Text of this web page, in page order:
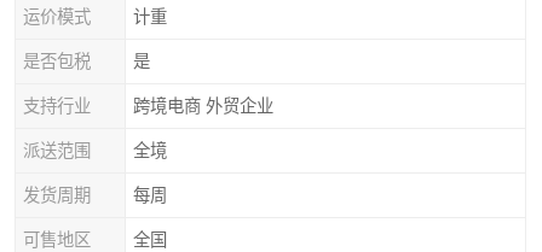
运价模式 计重
是否包税 是
支持行业 跨境电商 外贸企业
派送范围 全境
发货周期 每周
可售地区 全国